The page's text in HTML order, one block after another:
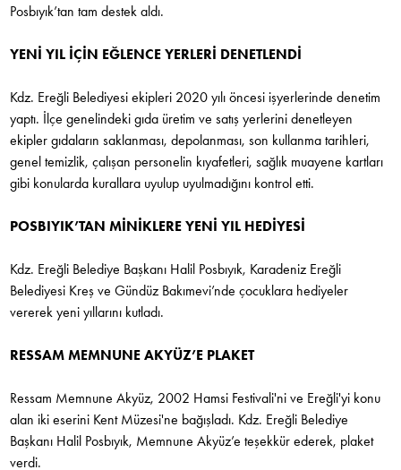
Posbıyık’tan tam destek aldı.
YENİ YIL İÇİN EĞLENCE YERLERİ DENETLENDİ
Kdz. Ereğli Belediyesi ekipleri 2020 yılı öncesi işyerlerinde denetim
yaptı. İlçe genelindeki gıda üretim ve satış yerlerini denetleyen
ekipler gıdaların saklanması, depolanması, son kullanma tarihleri,
genel temizlik, çalışan personelin kıyafetleri, sağlık muayene kartları
gibi konularda kurallara uyulup uyulmadığını kontrol etti.
POSBIYIK’TAN MİNİKLERE YENİ YIL HEDİYESİ
Kdz. Ereğli Belediye Başkanı Halil Posbıyık, Karadeniz Ereğli
Belediyesi Kreş ve Gündüz Bakımevi’nde çocuklara hediyeler
vererek yeni yıllarını kutladı.
RESSAM MEMNUNE AKYÜZ’E PLAKET
Ressam Memnune Akyüz, 2002 Hamsi Festivali'ni ve Ereğli'yi konu
alan iki eserini Kent Müzesi'ne bağışladı. Kdz. Ereğli Belediye
Başkanı Halil Posbıyık, Memnune Akyüz’e teşekkür ederek, plaket
verdi.